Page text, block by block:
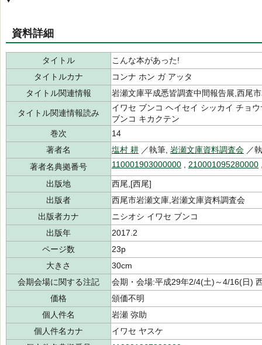
資料詳細
タイトル
こんな本があった!
タイトルカナ
コンナ ホン ガ アッタ
タイトル関連情報
岩瀬文庫平成悉皆調査中間報告展,西尾
タイトル関連情報読み
イワセ ブンコ ヘイセイ シッカイ チョ
ブンコ キカクテン
巻次
14
著者名
塩村 耕 ／執筆, 岩瀬文庫資料調査会 ／
著者名典拠番号
110001903000000 210001095280000
出版地
西尾,[西尾]
出版者
西尾市岩瀬文庫,岩瀬文庫資料調査会
出版者カナ
ニシオシ イワセ ブンコ
出版年
2017.2
ページ数
23p
大きさ
30cm
会期会場に関する注記
会期・会場:平成29年2/4(土)～4/16(日)
価格
頒価不明
個人件名
岩瀬 弥助
個人件名カナ
イワセ ヤスケ